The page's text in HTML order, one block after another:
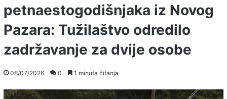
petnaestogodišnjaka iz Novog
Pazara: Tužilaštvo odredilo
zadržavanje za dvije osobe
08/07/2026 0 1 minuta čitanja